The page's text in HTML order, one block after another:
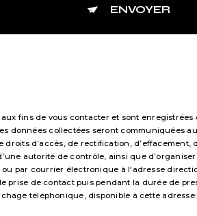
ENVOYER
fins de vous contacter et sont
données collectées seront communiquées
d’accès, de rectification,
autorité de contrôle, ainsi que
ou par courrier électronique à l'adresse
prise de contact puis pendant la durée de
téléphonique, disponible à cette